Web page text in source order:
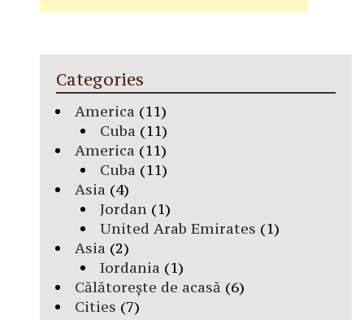
Categories
America (11)
Cuba (11)
America (11)
Cuba (11)
Asia (4)
Jordan(1)
United Arab Emirates (1)
Asia (2)
Iordania (1)
Călătorește de acasă (6)
Cities (7)